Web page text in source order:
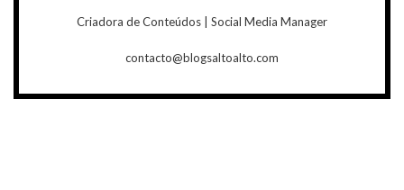
Criadora de Conteúdos | Social Media Manager
contacto@blogsaltoalto.com